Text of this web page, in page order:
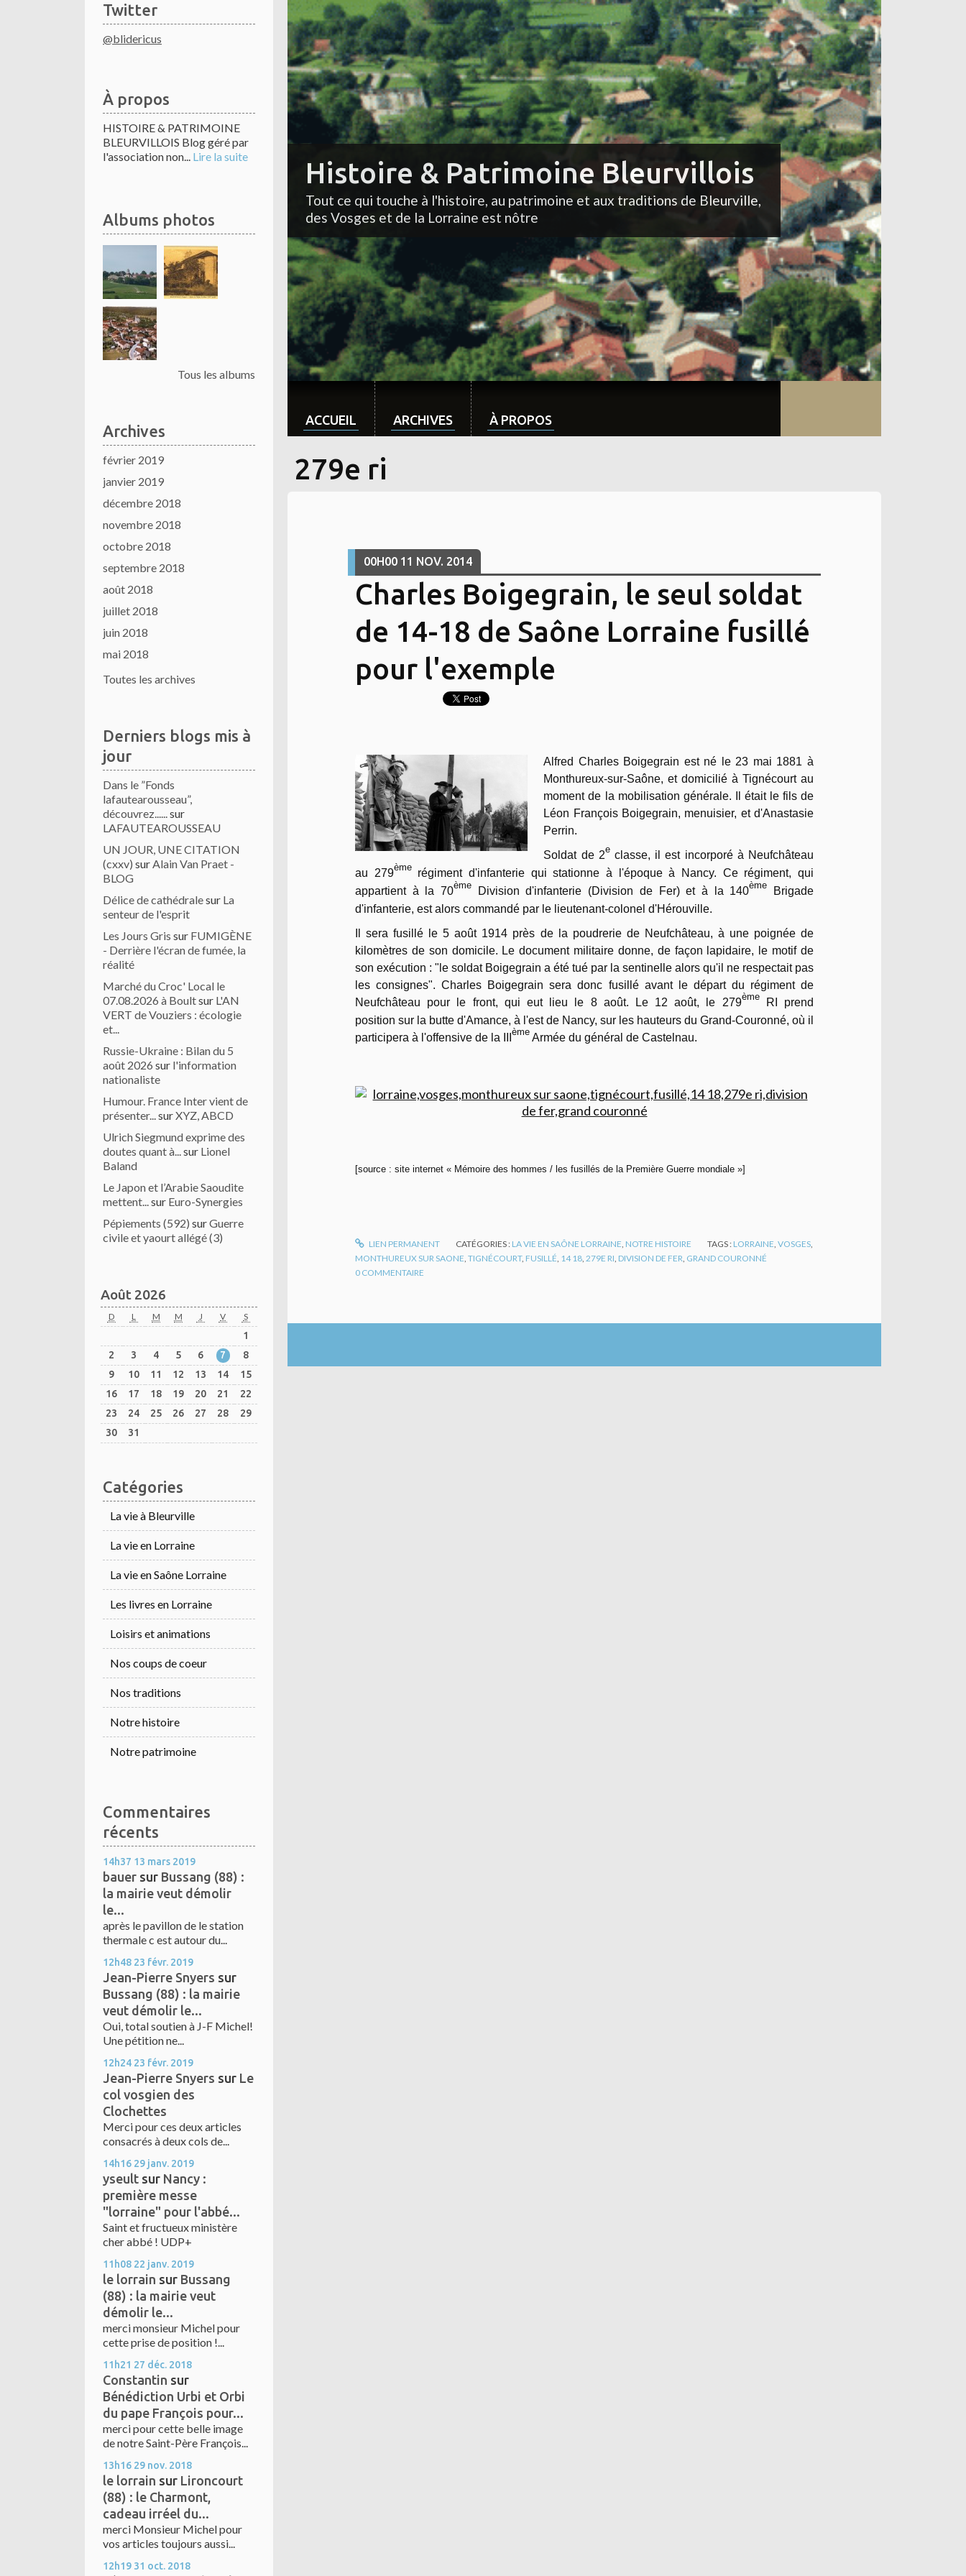
Twitter
@blidericus
À propos
HISTOIRE & PATRIMOINE
BLEURVILLOIS Blog géré par
l'association non... Lire la suite
Albums photos
Tous les albums
Archives
février 2019
janvier 2019
décembre 2018
novembre 2018
octobre 2018
septembre 2018
août 2018
juillet 2018
juin 2018
mai 2018
Toutes les archives
Derniers blogs mis à
jour
Dans le ”Fonds
lafautearousseau”,
découvrez......sur
LAFAUTEAROUSSEAU
UN JOUR, UNE CITATION
(cxxv) surAlain Van Praet -
BLOG
Délice de cathédralesur La
senteur de l'esprit
Les Jours Gris sur FUMIGÈNE
- Derrière l'écran de fumée, la
réalité
Marché du Croc' Local le
07.08.2026 à Boultsur L'AN
VERT de Vouziers : écologie
et...
Russie-Ukraine : Bilan du 5
août 2026 sur l'information
nationaliste
Humour. France Inter vient de
présenter...surXYZ, ABCD
Ulrich Siegmund exprime des
doutes quant à...sur Lionel
Baland
Le Japon et l’Arabie Saoudite
mettent...sur Euro-Synergies
Pépiements (592) surGuerre
civile et yaourt allégé (3)
Août 2026
D L M M J V S
1
2
3 4 5 6 7
8
9
10 11 12 13 14
15
16
17 18 19 20 21
22
23
24 25 26 27 28
29
30
31
Catégories
La vie à Bleurville
La vie en Lorraine
La vie en Saône Lorraine
Les livres en Lorraine
Loisirs et animations
Nos coups de coeur
Nos traditions
Notre histoire
Notre patrimoine
Commentaires
récents
14h37 13 mars 2019
bauer sur Bussang (88) :
la mairie veut démolir
le...
après le pavillon de le station
thermale c est autour du...
12h48 23 févr. 2019
Jean-Pierre Snyers sur
Bussang (88) : la mairie
veut démolir le...
Oui, total soutien à J-F Michel!
Une pétition ne...
12h24 23 févr. 2019
Jean-Pierre Snyers sur Le
col vosgien des
Clochettes
Merci pour ces deux articles
consacrés à deux cols de...
14h16 29 janv. 2019
yseult sur Nancy :
première messe
"lorraine" pour l'abbé...
Saint et fructueux ministère
cher abbé ! UDP+
11h08 22 janv. 2019
le lorrain sur Bussang
(88) : la mairie veut
démolir le...
merci monsieur Michel pour
cette prise de position !...
11h21 27 déc. 2018
Constantin sur
Bénédiction Urbi et Orbi
du pape François pour...
merci pour cette belle image
de notre Saint-Père François...
13h16 29 nov. 2018
le lorrain sur Lironcourt
(88) : le Charmont,
cadeau irréel du...
merci Monsieur Michel pour
vos articles toujours aussi...
12h19 31 oct. 2018
Histoire & Patrimoine Bleurvillois
Tout ce qui touche à l'histoire, au patrimoine et aux traditions de Bleurville,
des Vosges et de la Lorraine est nôtre
ACCUEIL ARCHIVES À PROPOS
279e ri
00H00 11 NOV. 2014
Charles Boigegrain, le seul soldat
de 14-18 de Saône Lorraine fusillé
pour l'exemple
Alfred Charles Boigegrain est né le 23 mai 1881 à
Monthureux-sur-Saône, et domicilié à Tignécourt au
moment de la mobilisation générale. Il était le fils de
Léon François Boigegrain, menuisier, et d'Anastasie
Perrin.
So ldat de 2eclasse, il est incorporé à Neufchâteau
au 279èmerégiment d'infanterie qui stationne à l'époque à Nancy. Ce régiment, qui
appartient à la 70ème Division d'infanterie (Division de Fer) et à la 140ème Brigade
d'infanterie, est alors commandé par le lieutenant-colonel d'Hérouville.
Il sera fusillé le 5 août 1914 près de la poudrerie de Neufchâteau, à une poignée de
kilomètres de son domicile. Le document militaire donne, de façon lapidaire, le motif de
son exécution : "le soldat Boigegrain a été tué par la sentinelle alors qu'il ne respectait pas
les consignes". Charles Boigegrain sera donc fusillé avant le départ du régiment de
Neufchâteau pour le front, qui eut lieu le 8 août. Le 12 août, le 279èmeRI prend
position sur la butte d'Amance, à l'est de Nancy, sur les hauteurs du Grand-Couronné, où il
participera à l'offensive de la III ème Armée du général de Castelnau.
[source : site internet « Mémoire des hommes / les fusillés de la Première Guerre mondiale »]
LIEN PERMANENT CATÉGORIES : LA VIE EN SAÔNE LORRAINE NOTRE HISTOIRE TAGS : LORRAINE ,VOSGES
MONTHUREUX SUR SAONE TIGNÉCOURT, FUSILLÉ 14 18 279E RI DIVISION DE FER GRAND COURONNÉ
0 COMMENTAIRE